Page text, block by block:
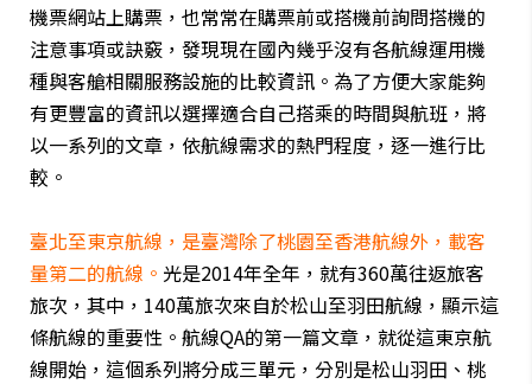
機票網站上購票，也常常在購票前或搭機前詢問搭機的
注意事項或訣竅，發現現在國內幾乎沒有各航線運用機
種與客艙相關服務設施的比較資訊。為了方便大家能夠
有更豐富的資訊以選擇適合自己搭乘的時間與航班，將
以一系列的文章，依航線需求的熱門程度，逐一進行比
較。
臺北至東京航線，是臺灣除了桃園至香港航線外，載客
量第二的航線。 光是2014年全年，就有360萬往返旅客
旅次，其中，140萬旅次來自於松山至羽田航線，顯示這
條航線的重要性。航線QA的第一篇文章，就從這東京航
線開始，這個系列將分成三單元，分別是松山羽田、桃